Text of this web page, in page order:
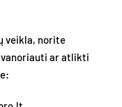
veikla, norite
ar atlikti